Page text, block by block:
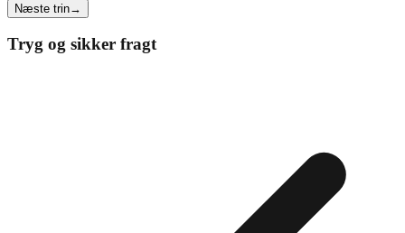
Næste trin→
Tryg og sikker fragt